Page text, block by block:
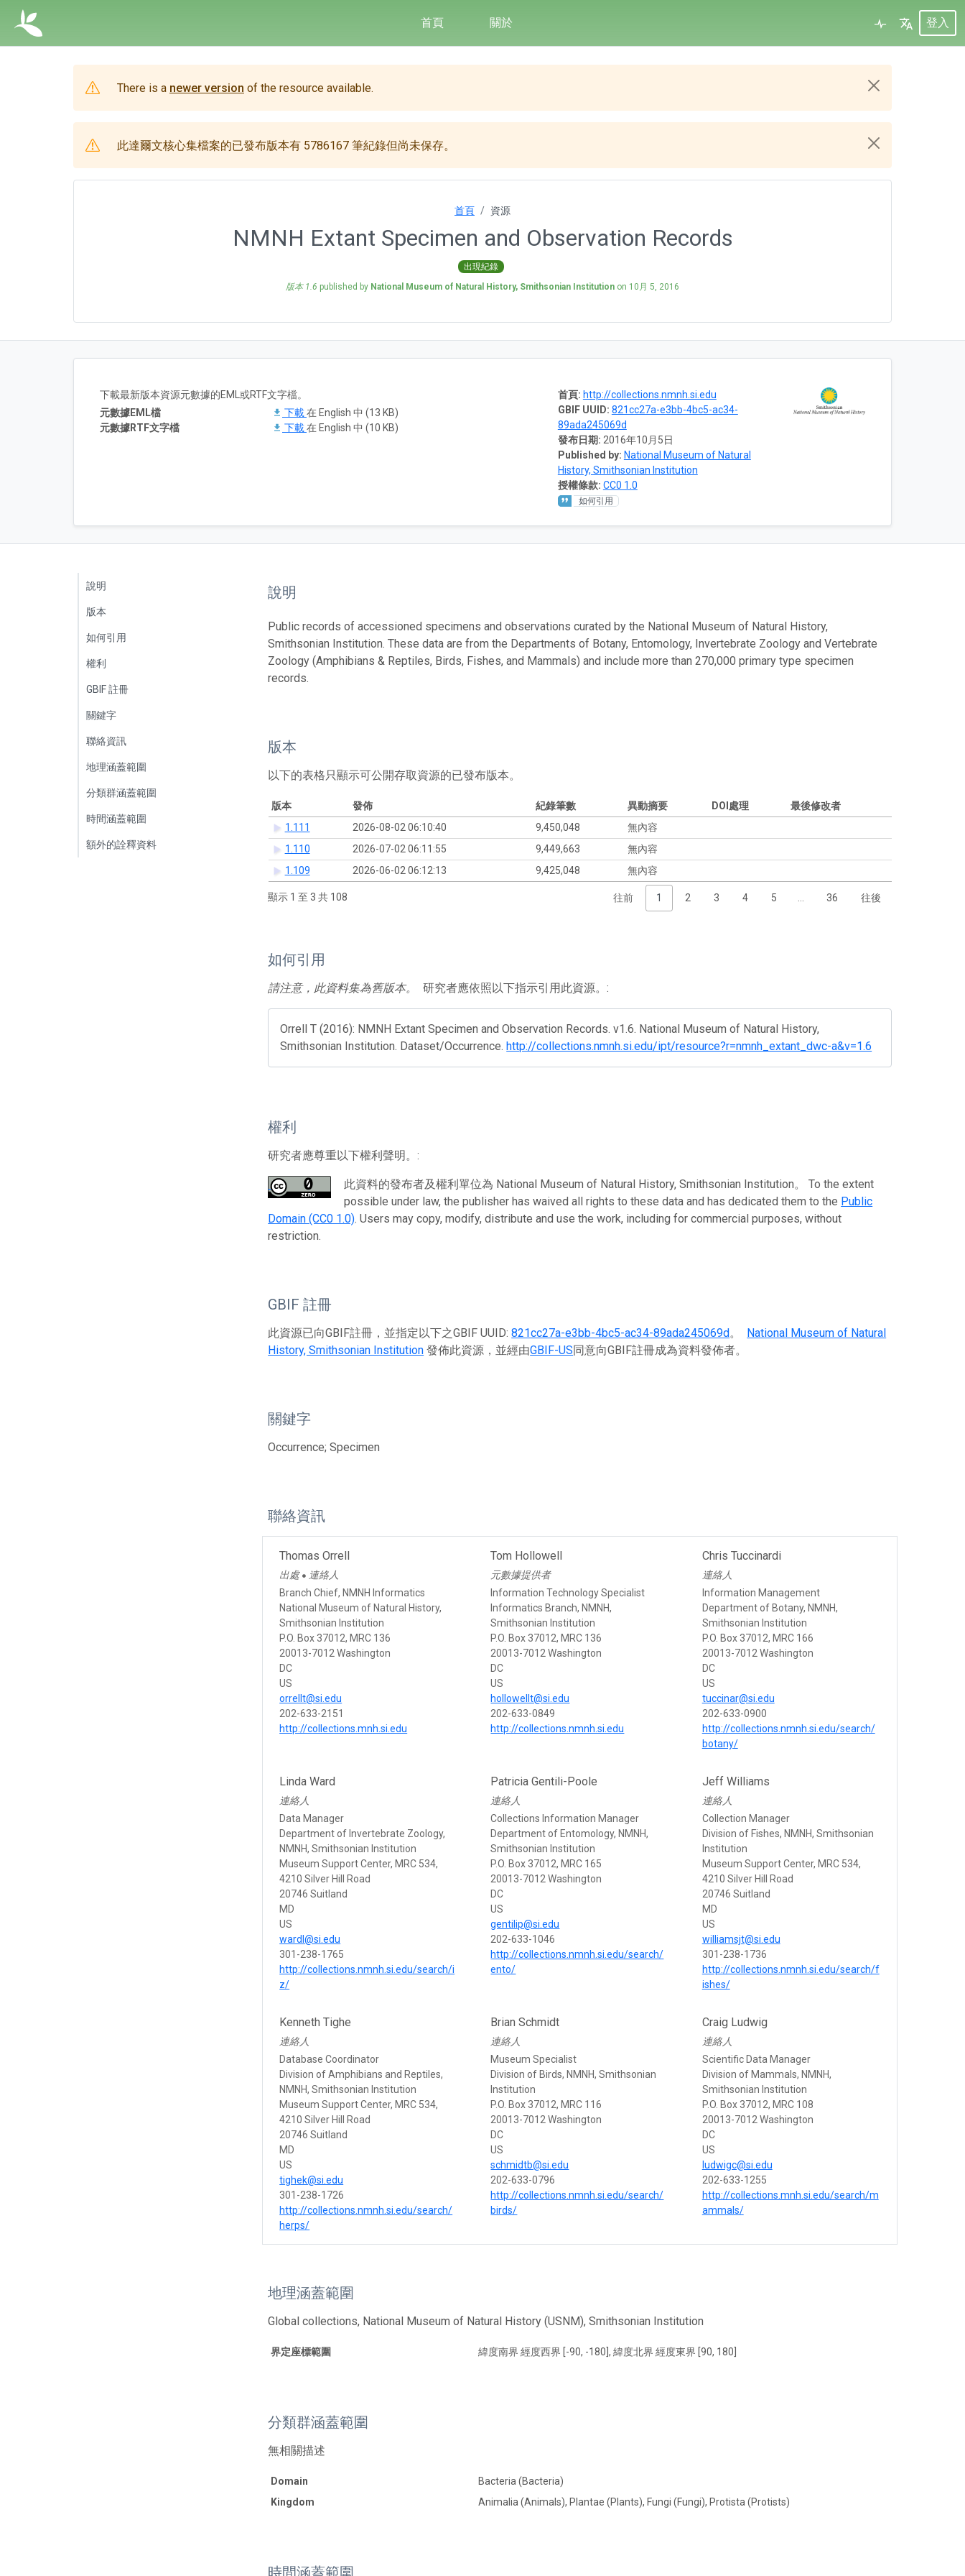
首頁 關於 登入
There is a newer version of the resource available.
此達爾文核心集檔案的已發布版本有 5786167 筆紀錄但尚未保存。
首頁 資源
NMNH Extant Specimen and Observation Records
出現紀錄
版本 1.6 published by National Museum of Natural History, Smithsonian Institution on 10月 5, 2016
首頁: http://collections.nmnh.si.edu
GBIF UUID: 821cc27a-e3bb-4bc5-ac34-
89ada245069d
發布日期: 2016年10月5日
Published by: National Museum of Natural
History, Smithsonian Institution
授權條款: CC0 1.0
如何引用
下載最新版本資源元數據的EML或RTF文字檔。
元數據EML檔
下載在 English 中 (13 KB)
元數據RTF文字檔
下載在 English 中 (10 KB)
說明
版本
如何引用
權利
GBIF 註冊
關鍵字
聯絡資訊
地理涵蓋範圍
分類群涵蓋範圍
時間涵蓋範圍
額外的詮釋資料
說明
Public records of accessioned specimens and observations curated by the National Museum of Natural History,
Smithsonian Institution. These data are from the Departments of Botany, Entomology, Invertebrate Zoology and Vertebrate
Zoology (Amphibians & Reptiles, Birds, Fishes, and Mammals) and include more than 270,000 primary type specimen
records.
版本
以下的表格只顯示可公開存取資源的已發布版本。
版本 發佈 紀錄筆數 異動摘要 DOI處理
最後修改者
1.111
2026-08-02 06:10:40 9,450,048
無內容
1.110
2026-07-02 06:11:55 9,449,663
無內容
1.109
2026-06-02 06:12:13 9,425,048 無內容
顯示 1 至 3 共 108 往前 1 2 3 4 5 36 往後
如何引用
請注意，此資料集為舊版本。 研究者應依照以下指示引用此資源。:
Orrell T (2016): NMNH Extant Specimen and Observation Records. v1.6. National Museum of Natural History,
Smithsonian Institution. Dataset/Occurrence.http://collections.nmnh.si.edu/ipt/resource?r=nmnh_extant_dwc-a&v=1.6
權利
研究者應尊重以下權利聲明。:
此資料的發布者及權利單位為 National Museum of Natural History, Smithsonian Institution。 To the extent
possible under law, the publisher has waived all rights to these data and has dedicated them to the Public
Domain (CC0 1.0). Users may copy, modify, distribute and use the work, including for commercial purposes, without
restriction.
GBIF 註冊
此資源已向GBIF註冊，並指定以下之GBIF UUID:821cc27a-e3bb-4bc5-ac34-89ada245069d。 National Museum of Natural
History, Smithsonian Institution 發佈此資源，並經由GBIF-US同意向GBIF註冊成為資料發佈者。
關鍵字
Occurrence; Specimen
聯絡資訊
Thomas Orrell
出處 ● 連絡人
Branch Chief, NMNH Informatics
National Museum of Natural History,
Smithsonian Institution
P.O. Box 37012, MRC 136
20013-7012 Washington
DC
US
orrellt@si.edu
202-633-2151
http://collections.mnh.si.edu
Tom Hollowell
元數據提供者
Information Technology Specialist
Informatics Branch, NMNH,
Smithsonian Institution
P.O. Box 37012, MRC 136
20013-7012 Washington
DC
US
hollowellt@si.edu
202-633-0849
http://collections.nmnh.si.edu
Chris Tuccinardi
連絡人
Information Management
Department of Botany, NMNH,
Smithsonian Institution
P.O. Box 37012, MRC 166
20013-7012 Washington
DC
US
tuccinar@si.edu
202-633-0900
http://collections.nmnh.si.edu/search/
botany/
Linda Ward
連絡人
Data Manager
Department of Invertebrate Zoology,
NMNH, Smithsonian Institution
Museum Support Center, MRC 534,
4210 Silver Hill Road
20746 Suitland
MD
US
wardl@si.edu
301-238-1765
http://collections.nmnh.si.edu/search/i
z/
Patricia Gentili-Poole
連絡人
Collections Information Manager
Department of Entomology, NMNH,
Smithsonian Institution
P.O. Box 37012, MRC 165
20013-7012 Washington
DC
US
gentilip@si.edu
202-633-1046
http://collections.nmnh.si.edu/search/
ento/
Jeff Williams
連絡人
Collection Manager
Division of Fishes, NMNH, Smithsonian
Institution
Museum Support Center, MRC 534,
4210 Silver Hill Road
20746 Suitland
MD
US
williamsjt@si.edu
301-238-1736
http://collections.nmnh.si.edu/search/f
ishes/
Kenneth Tighe
連絡人
Database Coordinator
Division of Amphibians and Reptiles,
NMNH, Smithsonian Institution
Museum Support Center, MRC 534,
4210 Silver Hill Road
20746 Suitland
MD
US
tighek@si.edu
301-238-1726
http://collections.nmnh.si.edu/search/
herps/
Brian Schmidt
連絡人
Museum Specialist
Division of Birds, NMNH, Smithsonian
Institution
P.O. Box 37012, MRC 116
20013-7012 Washington
DC
US
schmidtb@si.edu
202-633-0796
http://collections.nmnh.si.edu/search/
birds/
Craig Ludwig
連絡人
Scientific Data Manager
Division of Mammals, NMNH,
Smithsonian Institution
P.O. Box 37012, MRC 108
20013-7012 Washington
DC
US
ludwigc@si.edu
202-633-1255
http://collections.mnh.si.edu/search/m
ammals/
地理涵蓋範圍
Global collections, National Museum of Natural History (USNM), Smithsonian Institution
界定座標範圍 緯度南界 經度西界 [-90, -180], 緯度北界 經度東界 [90, 180]
分類群涵蓋範圍
無相關描述
Domain
Bacteria (Bacteria)
Kingdom
Animalia (Animals), Plantae (Plants), Fungi (Fungi), Protista (Protists)
時間涵蓋範圍